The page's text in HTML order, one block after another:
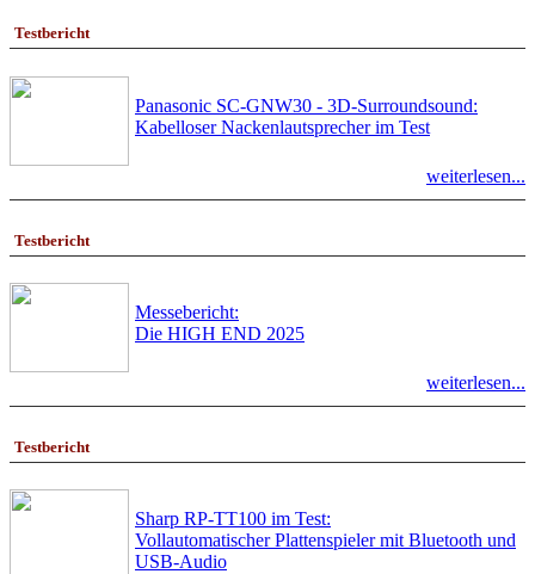
Testbericht
Panasonic SC-GNW30 - 3D-Surroundsound:
Kabelloser Nackenlautsprecher im Test
weiterlesen...
Testbericht
Messebericht:
Die HIGH END 2025
weiterlesen...
Testbericht
Sharp RP-TT100 im Test:
Vollautomatischer Plattenspieler mit Bluetooth und
USB-Audio